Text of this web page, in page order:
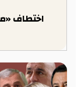
اختطاف